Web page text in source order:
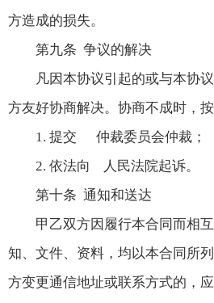
方造成的损失。
第九条 争议的解决
凡因本协议引起的或与本协
方友好协商解决。协商不成时，
1. 提交 仲裁委员会仲裁；
2. 依法向 人民法院起诉。
第十条 通知和送达
甲乙双方因履行本合同而相
知、文件、资料，均以本合同所
方变更通信地址或联系方式的，